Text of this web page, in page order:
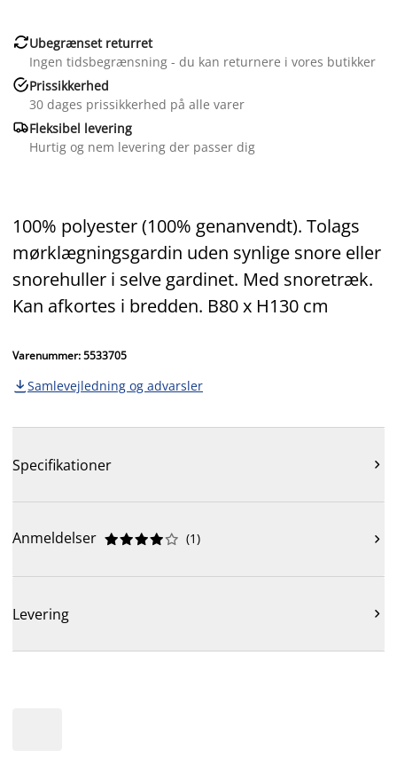
Ubegrænset returret
Ingen tidsbegrænsning - du kan returnere i vores butikker
Prissikkerhed
30 dages prissikkerhed på alle varer
Fleksibel levering
Hurtig og nem levering der passer dig
100% polyester (100% genanvendt). Tolags
mørklægningsgardin uden synlige snore eller
snorehuller i selve gardinet. Med snoretræk.
Kan afkortes i bredden. B80 x H130 cm
Varenummer: 5533705
 Samlevejledning og advarsler
Specifikationer 
Anmeldelser 




 (1) 
Levering 